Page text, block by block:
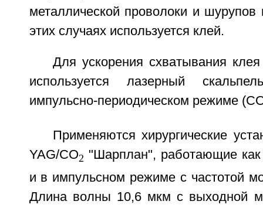
металлической проволоки и шурупов
этих случаях используется клей.
Для ускорения схватывания
используется лазерный
импульсно-периодическом режиме
Применяются хирургические
YAG/CO2 "Шарплан", работающие
и в импульсном режиме с частотой
Длина волны 10,6 мкм с выходной